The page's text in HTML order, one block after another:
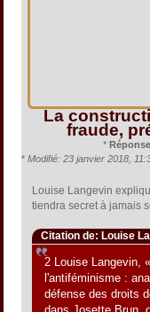
La
fraude,
*
* Modifié: 23 janvier 2018,
Louise Langevin
tiendra secret à jamais
Citation de: Louise
2 Louise Langevin,
l'antiféminisme :
défense des droits